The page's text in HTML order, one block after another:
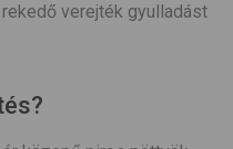
verejték gyulladást